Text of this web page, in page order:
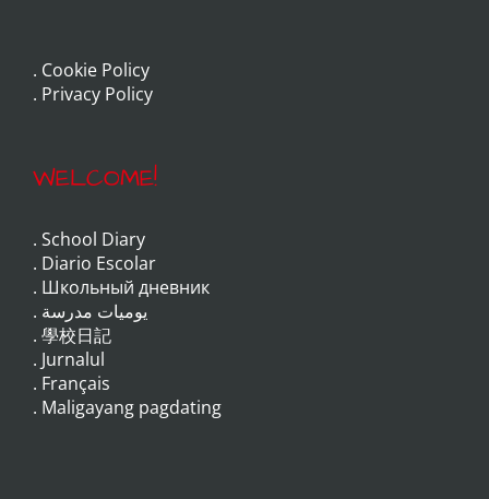
. Cookie Policy
. Privacy Policy
WELCOME!
. School Diary
. Diario Escolar
. Школьный дневник
. يوميات مدرسة
. 學校日記
. Jurnalul
. Français
. Maligayang pagdating